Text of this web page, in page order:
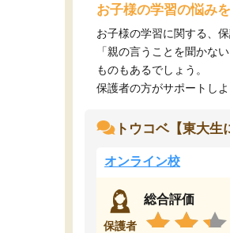
お子様の学習の悩み
お子様の学習に関する、
「親の言うことを聞かな
ものもあるでしょう。
保護者の方がサポートし
トウコベ【東大
オンライン校
保護者
総合評価